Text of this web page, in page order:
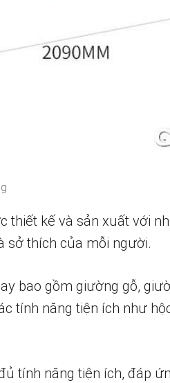
thiết kế và sản xuất với
sở thích của mỗi người.
bao gồm giường gỗ,
tính năng tiện ích như
tính năng tiện ích, đáp